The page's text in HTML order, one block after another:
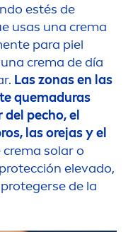
estés de
usas una crema
te para piel
crema de día
Las zonas en las
te quemaduras
pecho, el
las orejas y el
crema solar o
elevado,
de la